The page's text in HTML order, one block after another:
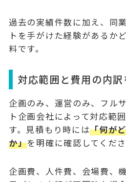
過去の実績件数に加え、同
トを手がけた経験があるか
料です。
対応範囲と費用の内
企画のみ、運営のみ、フル
ト企画会社によって対応範
す。見積もり時には「何が
か」を明確に確認してくださ
企画費、人件費、会場費、